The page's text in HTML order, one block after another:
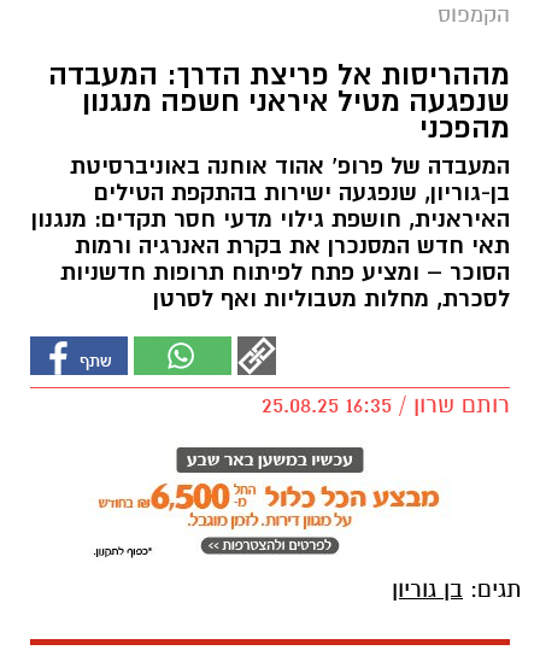
הקמפוס
מההריסות אל פריצת הדרך: המעבדה
שנפגעה מטיל איראני חשפה מנגנון
מהפכני
המעבדה של פרופ’ אהוד אוחנה באוניברסיטת
בן-גוריון, שנפגעה ישירות בהתקפת הטילים
האיראנית, חושפת גילוי מדעי חסר תקדים: מנגנון
תאי חדש המסנכרן את בקרת האנרגיה ורמות
הסוכר – ומציע פתח לפיתוח תרופות חדשניות
לסכרת, מחלות מטבוליות ואף לסרטן
רותם שרון / 16:35 25.08.25